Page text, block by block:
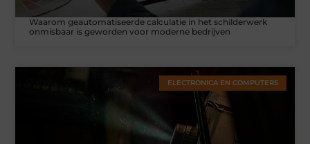
Waarom geautomatiseerde calculatie in het schilderwerk
onmisbaar is geworden voor moderne bedrijven
ELECTRONICA EN COMPUTERS